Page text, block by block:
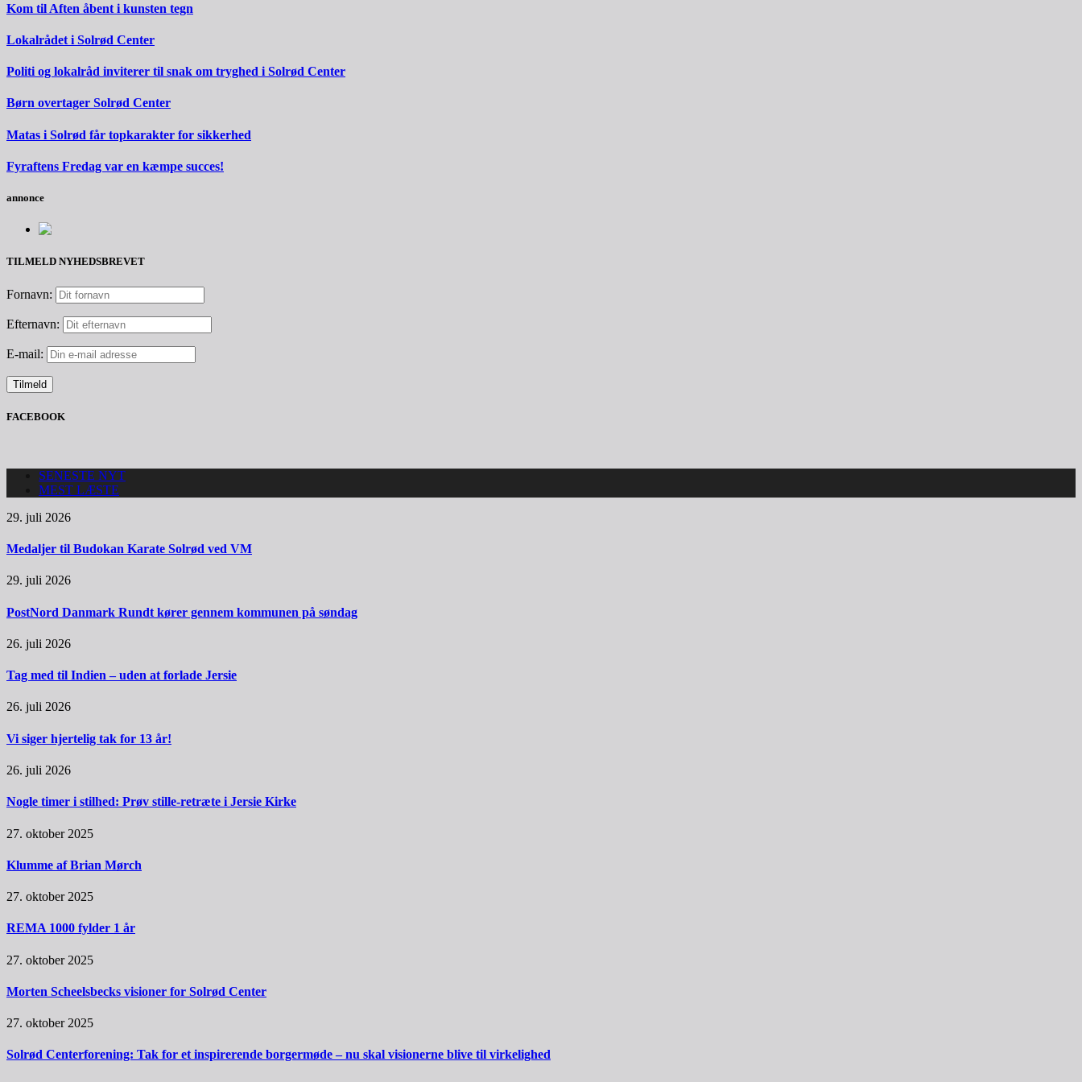
Kom til Aften åbent i kunsten tegn
Lokalrådet i Solrød Center
Politi og lokalråd inviterer til snak om tryghed i Solrød Center
Børn overtager Solrød Center
Matas i Solrød får topkarakter for sikkerhed
Fyraftens Fredag var en kæmpe succes!
annonce
TILMELD NYHEDSBREVET
Fornavn:
Efternavn:
E-mail:
FACEBOOK
SENESTE NYT
MEST LÆSTE
29. juli 2026
Medaljer til Budokan Karate Solrød ved VM
29. juli 2026
PostNord Danmark Rundt kører gennem kommunen på søndag
26. juli 2026
Tag med til Indien – uden at forlade Jersie
26. juli 2026
Vi siger hjertelig tak for 13 år!
26. juli 2026
Nogle timer i stilhed: Prøv stille-retræte i Jersie Kirke
27. oktober 2025
Klumme af Brian Mørch
27. oktober 2025
REMA 1000 fylder 1 år
27. oktober 2025
Morten Scheelsbecks visioner for Solrød Center
27. oktober 2025
Solrød Centerforening: Tak for et inspirerende borgermøde – nu skal visionerne blive til virkelighed